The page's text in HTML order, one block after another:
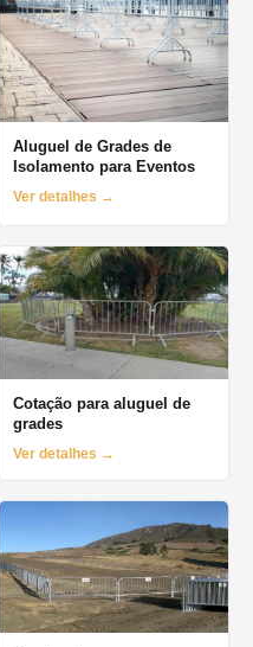
Aluguel de Grades de
Isolamento para Eventos
Ver detalhes →
Cotação para aluguel de
grades
Ver detalhes →